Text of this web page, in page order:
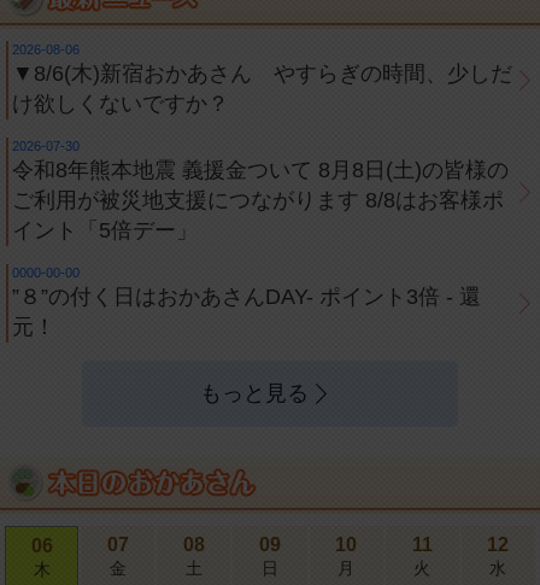
2026-08-06
▼8/6(木)新宿おかあさん やすらぎの時間、少しだ
け欲しくないですか？
2026-07-30
令和8年熊本地震 義援金ついて 8月8日(土)の皆様の
ご利用が被災地支援につながります 8/8はお客様ポ
イント「5倍デー」
0000-00-00
”８”の付く日はおかあさんDAY- ポイント3倍 - 還
元！
もっと見る
06
木
07
金
08
土
09
日
10
月
11
火
12
水